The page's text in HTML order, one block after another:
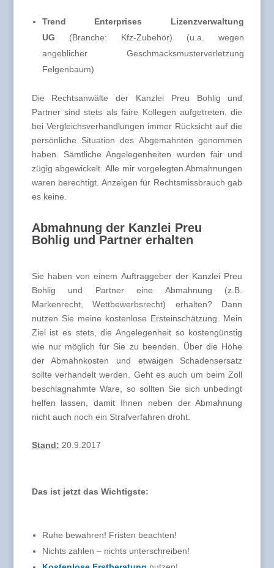
Trend Enterprises Lizenzverwaltung
UG (Branche: Kfz-Zubehör) (u.a. wegen
angeblicher Geschmacksmusterverletzung
Felgenbaum)
Die Rechtsanwälte der Kanzlei Preu Bohlig und
Partner sind stets als faire Kollegen aufgetreten, die
bei Vergleichsverhandlungen immer Rücksicht auf die
persönliche Situation des Abgemahnten genommen
haben. Sämtliche Angelegenheiten wurden fair und
zügig abgewickelt. Alle mir vorgelegten Abmahnungen
waren berechtigt. Anzeigen für Rechtsmissbrauch gab
es keine.
Abmahnung der Kanzlei Preu
Bohlig und Partner erhalten
Sie haben von einem Auftraggeber der Kanzlei Preu
Bohlig und Partner eine Abmahnung (z.B.
Markenrecht, Wettbewerbsrecht) erhalten? Dann
nutzen Sie meine kostenlose Ersteinschätzung. Mein
Ziel ist es stets, die Angelegenheit so kostengünstig
wie nur möglich für Sie zu beenden. Über die Höhe
der Abmahnkosten und etwaigen Schadensersatz
sollte verhandelt werden. Geht es auch um beim Zoll
beschlagnahmte Ware, so sollten Sie sich unbedingt
helfen lassen, damit Ihnen neben der Abmahnung
nicht auch noch ein Strafverfahren droht.
Stand: 20.9.2017
Das ist jetzt das Wichtigste:
Ruhe bewahren! Fristen beachten!
Nichts zahlen – nichts unterschreiben!